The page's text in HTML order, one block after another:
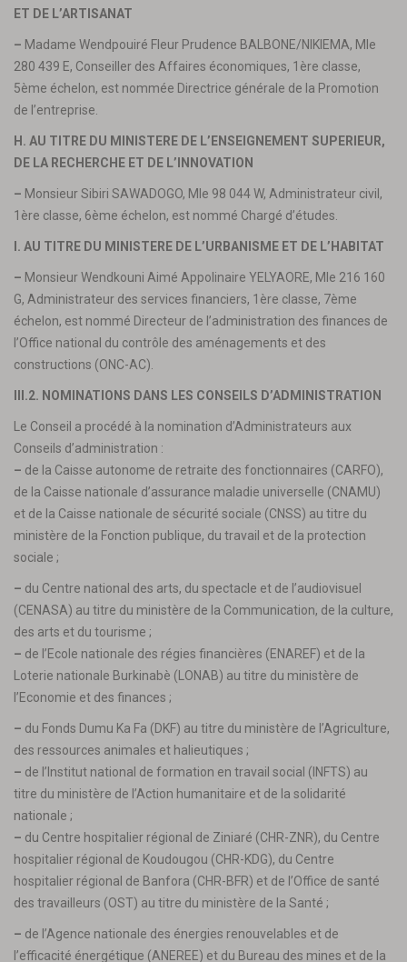
ET DE L’ARTISANAT
– Madame Wendpouiré Fleur Prudence BALBONE/NIKIEMA, Mle
280 439 E, Conseiller des Affaires économiques, 1ère classe,
5ème échelon, est nommée Directrice générale de la Promotion
de l’entreprise.
H. AU TITRE DU MINISTERE DE L’ENSEIGNEMENT SUPERIEUR,
DE LA RECHERCHE ET DE L’INNOVATION
– Monsieur Sibiri SAWADOGO, Mle 98 044 W, Administrateur civil,
1ère classe, 6ème échelon, est nommé Chargé d’études.
I. AU TITRE DU MINISTERE DE L’URBANISME ET DE L’HABITAT
– Monsieur Wendkouni Aimé Appolinaire YELYAORE, Mle 216 160
G, Administrateur des services financiers, 1ère classe, 7ème
échelon, est nommé Directeur de l’administration des finances de
l’Office national du contrôle des aménagements et des
constructions (ONC-AC).
III.2. NOMINATIONS DANS LES CONSEILS D’ADMINISTRATION
Le Conseil a procédé à la nomination d’Administrateurs aux
Conseils d’administration :
– de la Caisse autonome de retraite des fonctionnaires (CARFO),
de la Caisse nationale d’assurance maladie universelle (CNAMU)
et de la Caisse nationale de sécurité sociale (CNSS) au titre du
ministère de la Fonction publique, du travail et de la protection
sociale ;
– du Centre national des arts, du spectacle et de l’audiovisuel
(CENASA) au titre du ministère de la Communication, de la culture,
des arts et du tourisme ;
– de l’Ecole nationale des régies financières (ENAREF) et de la
Loterie nationale Burkinabè (LONAB) au titre du ministère de
l’Economie et des finances ;
– du Fonds Dumu Ka Fa (DKF) au titre du ministère de l’Agriculture,
des ressources animales et halieutiques ;
– de l’Institut national de formation en travail social (INFTS) au
titre du ministère de l’Action humanitaire et de la solidarité
nationale ;
– du Centre hospitalier régional de Ziniaré (CHR-ZNR), du Centre
hospitalier régional de Koudougou (CHR-KDG), du Centre
hospitalier régional de Banfora (CHR-BFR) et de l’Office de santé
des travailleurs (OST) au titre du ministère de la Santé ;
– de l’Agence nationale des énergies renouvelables et de
l’efficacité énergétique (ANEREE) et du Bureau des mines et de la